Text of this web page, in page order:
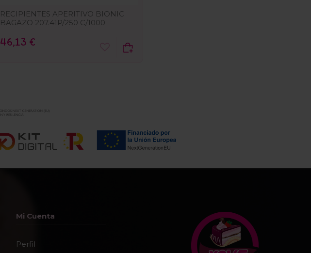
RECIPIENTES APERITIVO BIONIC
BAGAZO 207.41P/250 C/1000
46,13 €
Mi Cuenta
Perfil